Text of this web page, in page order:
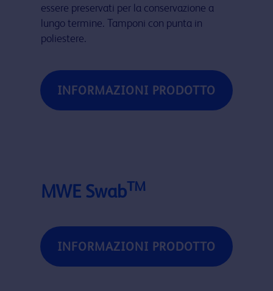
essere preservati per la conservazione a
lungo termine. Tamponi con punta in
poliestere.
INFORMAZIONI PRODOTTO
MWE SwabTM
INFORMAZIONI PRODOTTO